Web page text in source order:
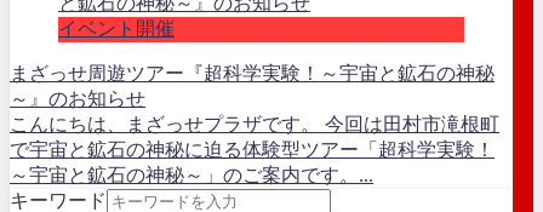
イベント開催
まざっせ周遊ツアー『超科学実験！～宇宙と鉱石の神秘
～』のお知らせ
こんにちは、まざっせプラザです。 今回は田村市滝根町
で宇宙と鉱石の神秘に迫る体験型ツアー「超科学実験！
～宇宙と鉱石の神秘～」のご案内です。...
キーワード